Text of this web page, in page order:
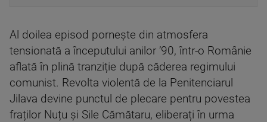
Al doilea episod pornește din atmosfera
tensionată a începutului anilor ’90, într-o Românie
aflată în plină tranziție după căderea regimului
comunist. Revolta violentă de la Penitenciarul
Jilava devine punctul de plecare pentru povestea
fraților Nuțu și Sile Cămătaru, eliberați în urma